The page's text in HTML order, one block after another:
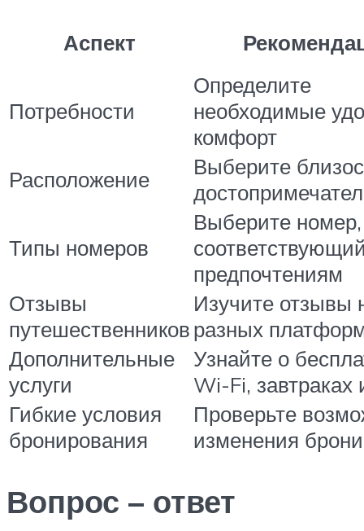
Аспект
Потребности
Определите
необходимые
комфорт
Расположение
Выберите
Типы номеров
Выберите номер,
предпочтениям
Отзывы
путешественников
Изучите отзывы
разных
Дополнительные
услуги
Узнайте о
Wi-Fi, завтраках
Гибкие условия
бронирования
Проверьте
изменения брони
Вопрос – ответ